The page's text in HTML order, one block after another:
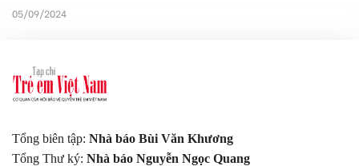
nhất toàn đoàn.
05/09/2024
Tổng biên tập: Nhà báo Bùi Văn Khương
Tổng Thư ký: Nhà báo Nguyễn Ngọc Quang